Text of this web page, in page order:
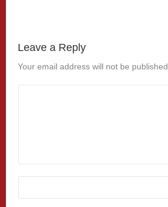
Leave a Reply
Your email address will not be published.